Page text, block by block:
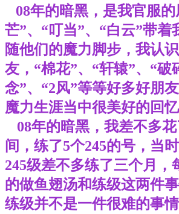
08年的暗黑，是我官服的
芒”、“叮当”、“白云”带着
随他们的魔力脚步，我认
友，“棉花”、“轩辕”、“破
念”、“2风”等等好多好朋
魔力生涯当中很美好的回忆
08年的暗黑，我差不多
间，练了5个245的号，当
245级差不多练了三个月，
的做鱼翅汤和练级这两件
练级并不是一件很难的事